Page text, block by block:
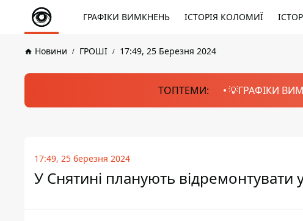
ГРАФІКИ ВИМКНЕНЬ ІСТОРІЯ КОЛОМИЇ
Новини ГРОШІ 17:49, 25 Березня 2024
ТОПТЕМИ: 💡ГРАФІКИ
17:49, 25 березня 2024
У Снятині планують відремонтувати